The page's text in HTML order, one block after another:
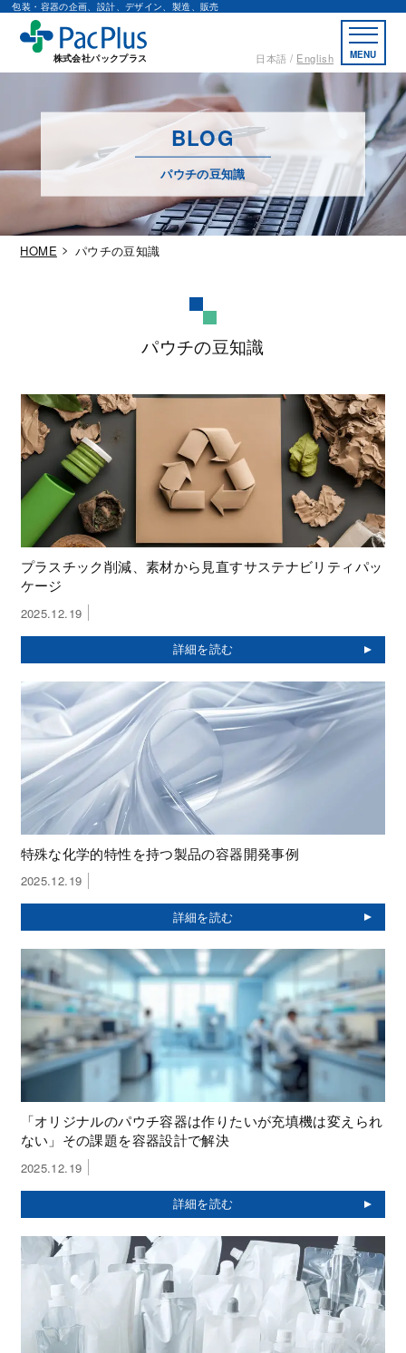
包装・容器の企画、設計、デザイン、製造、販売
株式会社パックプラス 日本語 English MENU
BLOG
パウチの豆知識
HOME パウチの豆知識
パウチの豆知識
プラスチック削減、素材から見直すサステナビリティパッ
ケージ
2025.12.19
特殊な化学的特性を持つ製品の容器開発事例
2025.12.19
「オリジナルのパウチ容器は作りたいが充填機は変えられ
ない」その課題を容器設計で解決
2025.12.19